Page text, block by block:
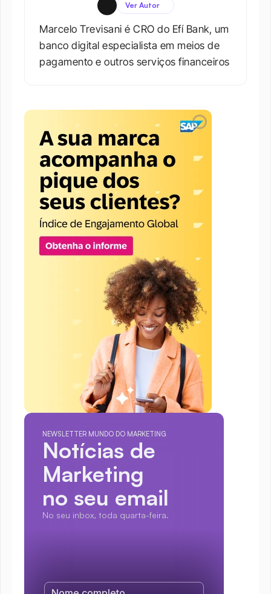
Ver Autor
Marcelo Trevisani é CRO do Efí Bank, um
banco digital especialista em meios de
pagamento e outros serviços financeiros
NEWSLETTER MUNDO DO MARKETING
Notícias de
Marketing
no seu email
No seu inbox, toda quarta-feira.